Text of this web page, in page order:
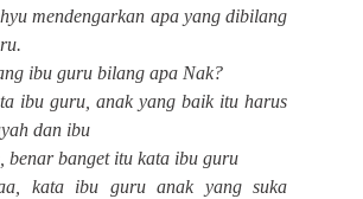
mendengarkan apa yang dibilang
ibu guru bilang apa Nak?
ibu guru, anak yang baik itu harus
dan ibu
benar banget itu kata ibu guru
kata ibu guru anak yang suka